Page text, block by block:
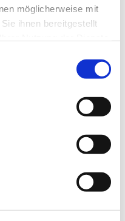
möglicherweise mit
ihnen bereitgestellt